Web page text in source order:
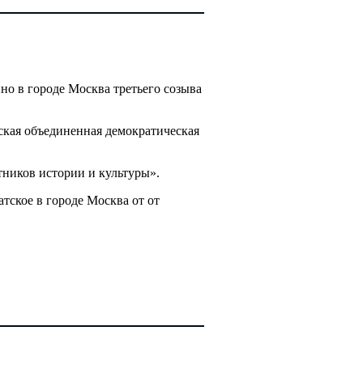
в городе Москва третьего созыва
объединенная демократическая
истории и культуры».
в городе Москва от от